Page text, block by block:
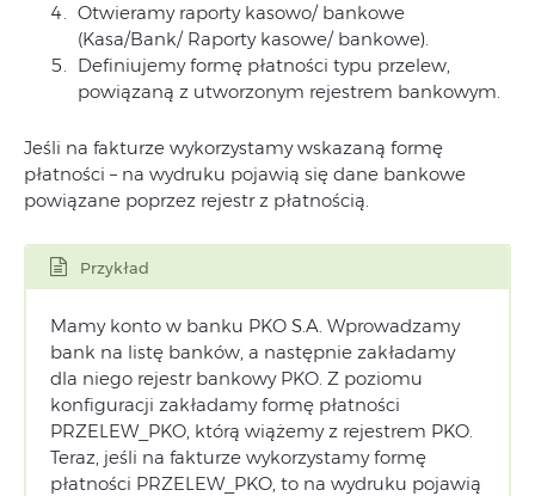
Otwieramy raporty kasowo/ bankowe
(Kasa/Bank/ Raporty kasowe/ bankowe).
Definiujemy formę płatności typu przelew,
powiązaną z utworzonym rejestrem bankowym.
Jeśli na fakturze wykorzystamy wskazaną formę
płatności – na wydruku pojawią się dane bankowe
powiązane poprzez rejestr z płatnością.
Przykład
Mamy konto w banku PKO S.A. Wprowadzamy
bank na listę banków, a następnie zakładamy
dla niego rejestr bankowy PKO. Z poziomu
konfiguracji zakładamy formę płatności
PRZELEW_PKO, którą wiążemy z rejestrem PKO.
Teraz, jeśli na fakturze wykorzystamy formę
płatności PRZELEW_PKO, to na wydruku pojawią